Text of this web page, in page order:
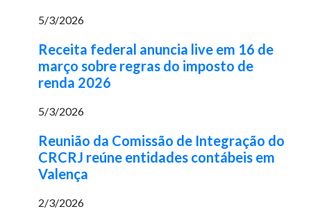
5/3/2026
Receita federal anuncia live em 16 de
março sobre regras do imposto de
renda 2026
5/3/2026
Reunião da Comissão de Integração do
CRCRJ reúne entidades contábeis em
Valença
2/3/2026